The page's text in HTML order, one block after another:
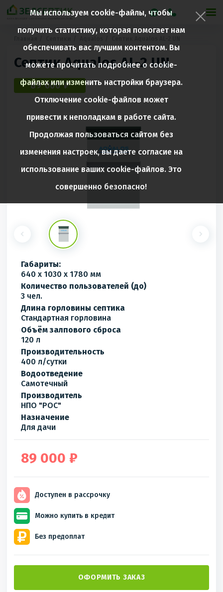
Септик Aqualos AL-2 UN
89 000 ₽
Габариты:
640 x 1030 x 1780 мм
Количество пользователей (до)
3 чел.
Длина горловины септика
Стандартная горловина
Объём залпового сброса
120 л
Производительность
400 л/сутки
Водоотведение
Самотечный
Производитель
НПО "РОС"
Назначение
Для дачи
89 000 ₽
Доступен в рассрочку
Можно купить в кредит
Без предоплат
ОФОРМИТЬ ЗАКАЗ
Мы используем cookie-файлы, чтобы
получить статистику, которая помогает нам
обеспечивать вас лучшим контентом. Вы
можете прочитать подробнее о cookie-
файлах или изменить настройки браузера.
Отключение cookie-файлов может
привести к неполадкам в работе сайта.
Продолжая пользоваться сайтом без
изменения настроек, вы даете согласие на
использование ваших cookie-файлов. Это
совершенно безопасно!